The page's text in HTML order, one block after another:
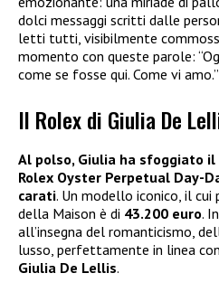
dolci messaggi scritti dalle
letti tutti, visibilmente
momento con queste parole:
come se fosse qui. Come vi amo.”
Il Rolex di Giulia De
Al polso, Giulia ha sfoggiato il
Rolex Oyster Perpetual Day-
carati. Un modello iconico, il
della Maison è di 43.200 euro.
all’insegna del romanticismo,
lusso, perfettamente in linea
Giulia De Lellis.